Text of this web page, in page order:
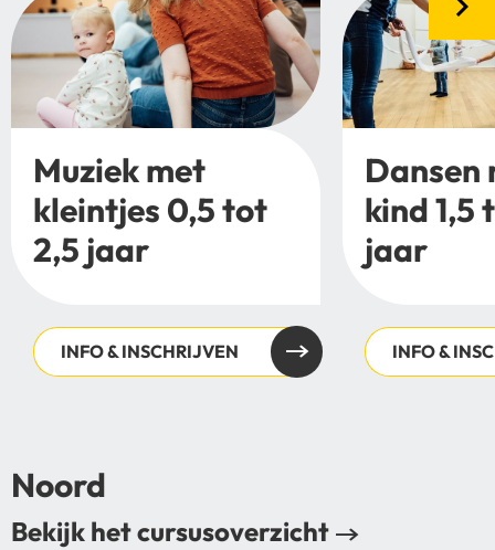
Muziek met
kleintjes 0,5 tot
2,5 jaar
INFO & INSCHRIJVEN
Dansen
kind 1,5
jaar
INFO &
Noord
Bekijk het cursusoverzicht